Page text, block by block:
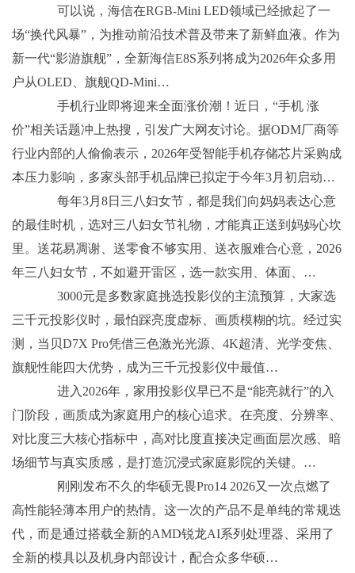
可以说，海信在RGB-Mini LED领域已经掀起了一
场“换代风暴”，为推动前沿技术普及带来了新鲜血液。作为
新一代“影游旗舰”，全新海信E8S系列将成为2026年众多用
户从OLED、旗舰QD-Mini…
手机行业即将迎来全面涨价潮！近日，“手机 涨
价”相关话题冲上热搜，引发广大网友讨论。据ODM厂商等
行业内部的人偷偷表示，2026年受智能手机存储芯片采购成
本压力影响，多家头部手机品牌已拟定于今年3月初启动…
每年3月8日三八妇女节，都是我们向妈妈表达心意
的最佳时机，选对三八妇女节礼物，才能真正送到妈妈心坎
里。送花易凋谢、送零食不够实用、送衣服难合心意，2026
年三八妇女节，不如避开雷区，选一款实用、体面、…
3000元是多数家庭挑选投影仪的主流预算，大家选
三千元投影仪时，最怕踩亮度虚标、画质模糊的坑。经过实
测，当贝D7X Pro凭借三色激光光源、4K超清、光学变焦、
旗舰性能四大优势，成为三千元投影仪中最值…
进入2026年，家用投影仪早已不是“能亮就行”的入
门阶段，画质成为家庭用户的核心追求。在亮度、分辨率、
对比度三大核心指标中，高对比度直接决定画面层次感、暗
场细节与真实质感，是打造沉浸式家庭影院的关键。…
刚刚发布不久的华硕无畏Pro14 2026又一次点燃了
高性能轻薄本用户的热情。这一次的产品不是单纯的常规迭
代，而是通过搭载全新的AMD锐龙AI系列处理器、采用了
全新的模具以及机身内部设计，配合众多华硕…